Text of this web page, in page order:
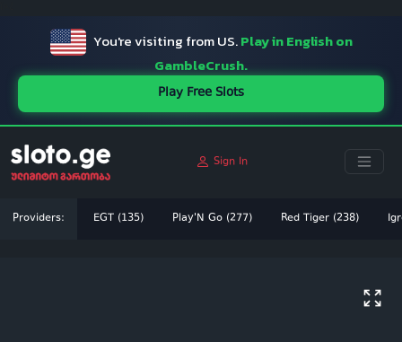
You're visiting from US.Play in English on
GambleCrush.
Play Free Slots
Sign In
Providers: EGT (135) Play'N Go (277) Red Tiger (238)